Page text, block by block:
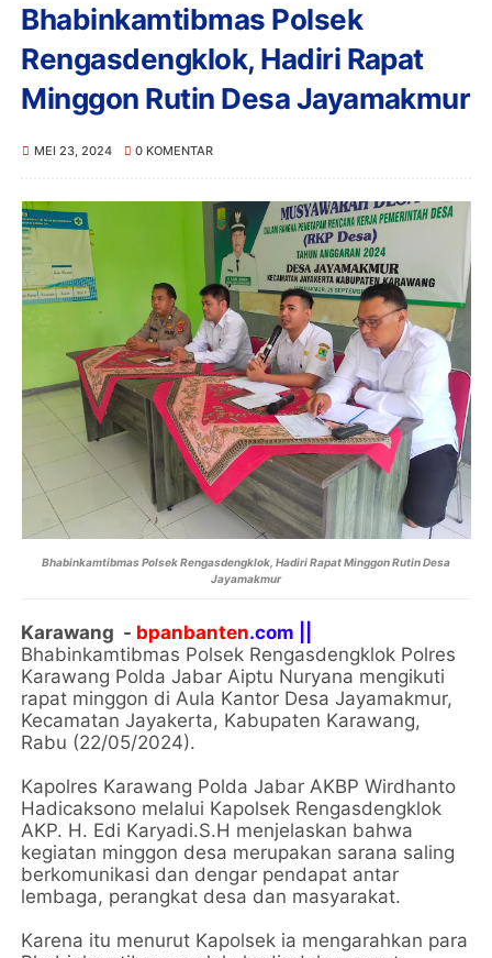
Bhabinkamtibmas Polsek
Rengasdengklok, Hadiri Rapat
Minggon Rutin Desa Jayamakmur
MEI 23, 2024 0 KOMENTAR
Bhabinkamtibmas Polsek Rengasdengklok, Hadiri Rapat Minggon Rutin Desa
Jayamakmur
Karawang - bpanbanten.com ||
Bhabinkamtibmas Polsek Rengasdengklok Polres
Karawang Polda Jabar Aiptu Nuryana mengikuti
rapat minggon di Aula Kantor Desa Jayamakmur,
Kecamatan Jayakerta, Kabupaten Karawang,
Rabu (22/05/2024).
Kapolres Karawang Polda Jabar AKBP Wirdhanto
Hadicaksono melalui Kapolsek Rengasdengklok
AKP. H. Edi Karyadi.S.H menjelaskan bahwa
kegiatan minggon desa merupakan sarana saling
berkomunikasi dan dengar pendapat antar
lembaga, perangkat desa dan masyarakat.
Karena itu menurut Kapolsek ia mengarahkan para